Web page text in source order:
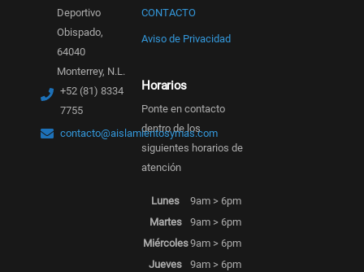
Deportivo
Obispado,
64040
Monterrey, N.L.
+52 (81) 8334
7755
contacto@aislamientosymas.com
CONTACTO
Aviso de Privacidad
Horarios
Ponte en contacto
dentro de los
siguientes horarios de
atención
Lunes
9am > 6pm
Martes
9am > 6pm
Miércoles9am > 6pm
Jueves
9am > 6pm